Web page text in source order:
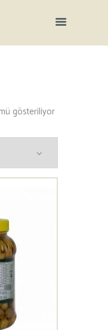
gösteriliyor